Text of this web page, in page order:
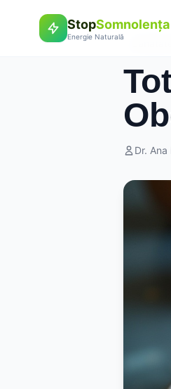
StopSomnolența
Energie Naturală
Dr.